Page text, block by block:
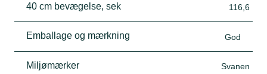
40 cm bevægelse, sek 116,6
Emballage og mærkning God
Miljømærker Svanen